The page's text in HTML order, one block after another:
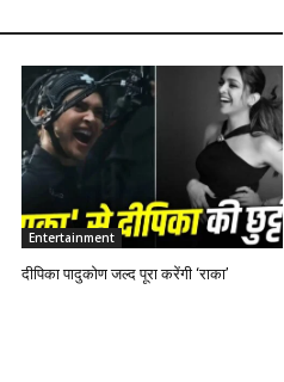
Entertainment
दीपिका पादुकोण जल्द पूरा करेंगी ‘राका’